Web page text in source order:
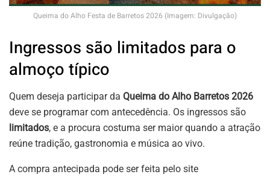
Queima do Alho Festa de Barretos 2026 (Imagem: Divulgação)
Ingressos são limitados para o
almoço típico
Quem deseja participar da Queima do Alho Barretos 2026
deve se programar com antecedência. Os ingressos são
limitados, e a procura costuma ser maior quando a atração
reúne tradição, gastronomia e música ao vivo.
A compra antecipada pode ser feita pelo site